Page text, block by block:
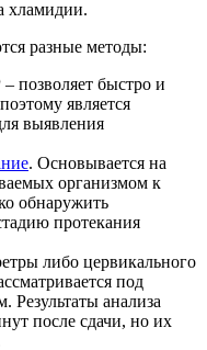
хламидии.
разные методы:
позволяет быстро и
является
выявления
. Основывается на
организмом к
обнаружить
протекания
либо цервикального
под
анализа
после сдачи, но их